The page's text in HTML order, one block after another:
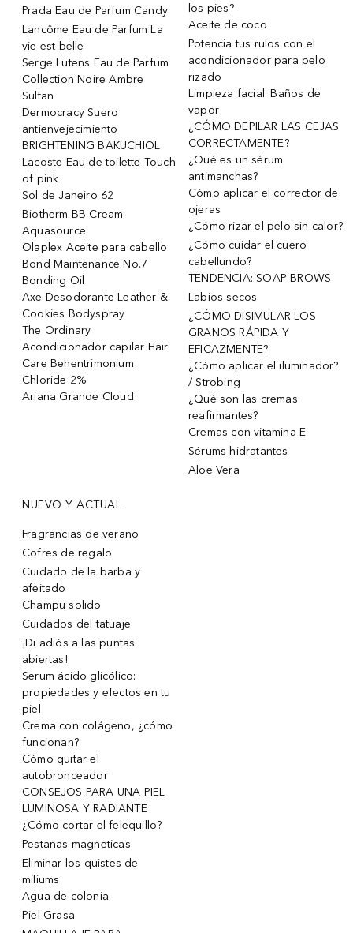
Prada Eau de Parfum Candy
Lancôme Eau de Parfum La
vie est belle
Serge Lutens Eau de Parfum
Collection Noire Ambre
Sultan
Dermocracy Suero
antienvejecimiento
BRIGHTENING BAKUCHIOL
Lacoste Eau de toilette Touch
of pink
Sol de Janeiro 62
Biotherm BB Cream
Aquasource
Olaplex Aceite para cabello
Bond Maintenance No.7
Bonding Oil
Axe Desodorante Leather &
Cookies Bodyspray
The Ordinary
Acondicionador capilar Hair
Care Behentrimonium
Chloride 2%
Ariana Grande Cloud
los pies?
Aceite de coco
Potencia tus rulos con el
acondicionador para pelo
rizado
Limpieza facial: Baños de
vapor
¿CÓMO DEPILAR LAS CEJAS
CORRECTAMENTE?
¿Qué es un sérum
antimanchas?
Cómo aplicar el corrector de
ojeras
¿Cómo rizar el pelo sin calor?
¿Cómo cuidar el cuero
cabellundo?
TENDENCIA: SOAP BROWS
Labios secos
¿CÓMO DISIMULAR LOS
GRANOS RÁPIDA Y
EFICAZMENTE?
¿Cómo aplicar el iluminador?
/ Strobing
¿Qué son las cremas
reafirmantes?
Cremas con vitamina E
Sérums hidratantes
Aloe Vera
NUEVO Y ACTUAL
Fragrancias de verano
Cofres de regalo
Cuidado de la barba y
afeitado
Champu solido
Cuidados del tatuaje
¡Di adiós a las puntas
abiertas!
Serum ácido glicólico:
propiedades y efectos en tu
piel
Crema con colágeno, ¿cómo
funcionan?
Cómo quitar el
autobronceador
CONSEJOS PARA UNA PIEL
LUMINOSA Y RADIANTE
¿Cómo cortar el felequillo?
Pestanas magneticas
Eliminar los quistes de
miliums
Agua de colonia
Piel Grasa